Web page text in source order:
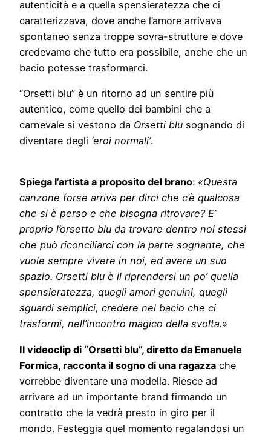
autenticità e a quella spensieratezza che ci
caratterizzava, dove anche l’amore arrivava
spontaneo senza troppe sovra-strutture e dove
credevamo che tutto era possibile, anche che un
bacio potesse trasformarci.
“Orsetti blu” è un ritorno ad un sentire più
autentico, come quello dei bambini che a
carnevale si vestono da Orsetti blu sognando di
diventare degli ‘eroi normali’.
Spiega l’artista a proposito del brano: «Questa
canzone forse arriva per dirci che c’è qualcosa
che si è perso e che bisogna ritrovare? E’
proprio l’orsetto blu da trovare dentro noi stessi
che può riconciliarci con la parte sognante, che
vuole sempre vivere in noi, ed avere un suo
spazio. Orsetti blu è il riprendersi un po’ quella
spensieratezza, quegli amori genuini, quegli
sguardi semplici, credere nel bacio che ci
trasformi, nell’incontro magico della svolta.»
Il videoclip di “Orsetti blu”, diretto da Emanuele
Formica, racconta il sogno di una ragazza che
vorrebbe diventare una modella. Riesce ad
arrivare ad un importante brand firmando un
contratto che la vedrà presto in giro per il
mondo. Festeggia quel momento regalandosi un